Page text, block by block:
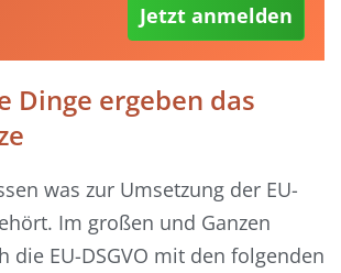
Jetzt anmelden
Dinge ergeben das
was zur Umsetzung der EU-
Im großen und Ganzen
die EU-DSGVO mit den folgenden